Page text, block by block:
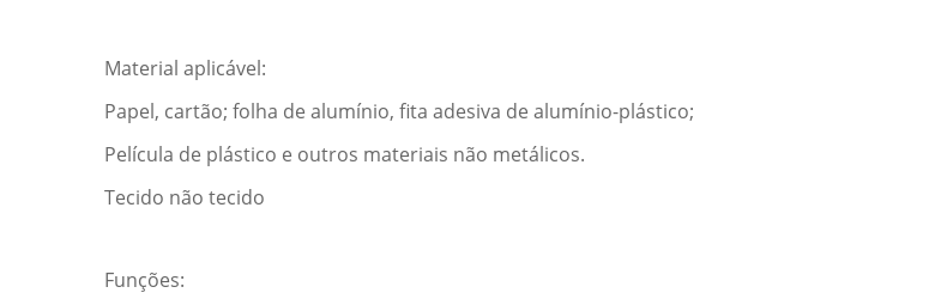
Material aplicável:
Papel, cartão; folha de alumínio, fita adesiva de alumínio-plástico;
Película de plástico e outros materiais não metálicos.
Tecido não tecido
Funções: